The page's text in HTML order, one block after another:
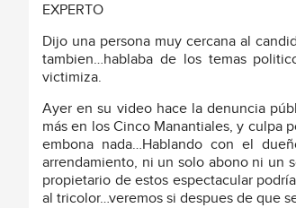
EXPERTO
Dijo una persona muy cercana al
tambien…hablaba de los temas
victimiza.
Ayer en su video hace la denuncia
más en los Cinco Manantiales, y culpa
embona nada…Hablando con el
arrendamiento, ni un solo abono ni un
propietario de estos espectacular
al tricolor…veremos si despues de que